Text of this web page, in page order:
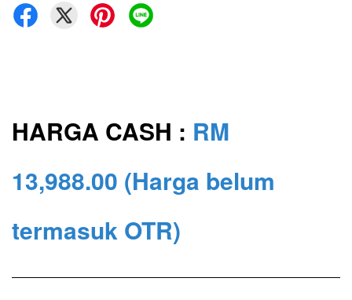
HARGA CASH : RM
13,988.00 (Harga belum
termasuk OTR)